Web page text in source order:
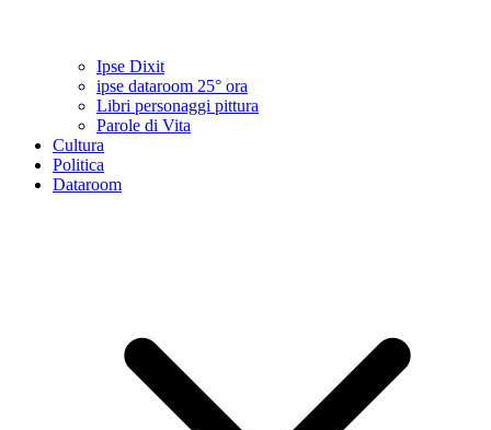
Ipse Dixit
ipse dataroom 25° ora
Libri personaggi pittura
Parole di Vita
Cultura
Politica
Dataroom